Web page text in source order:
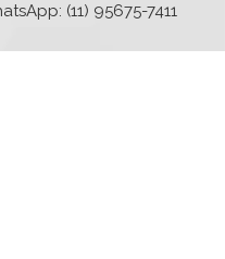
(11) 95675-7411